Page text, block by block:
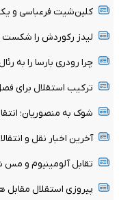
کلین‌شیت فرعباسی و
لیدز رکوردش را شکست
چرا رودری بارسا را به
ترکیب استقلال برای
شوک به منصوریان؛
آخرین اخبار نقل و
تقابل آلومینیوم و مس
پیروزی استقلال مقابل